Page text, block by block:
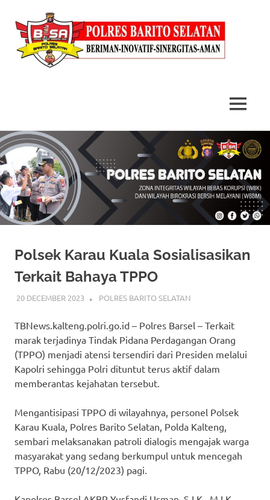
Skip
to
content
MENU
Polsek Karau Kuala Sosialisasikan
Terkait Bahaya TPPO
20 DECEMBER 2023 ADMIN_POLRESBARSEL
POLRES BARITO SELATAN
TBNews.kalteng.polri.go.id – Polres Barsel – Terkait
marak terjadinya Tindak Pidana Perdagangan Orang
(TPPO) menjadi atensi tersendiri dari Presiden melalui
Kapolri sehingga Polri dituntut terus aktif dalam
memberantas kejahatan tersebut.
Mengantisipasi TPPO di wilayahnya, personel Polsek
Karau Kuala, Polres Barito Selatan, Polda Kalteng,
sembari melaksanakan patroli dialogis mengajak warga
masyarakat yang sedang berkumpul untuk mencegah
TPPO, Rabu (20/12/2023) pagi.